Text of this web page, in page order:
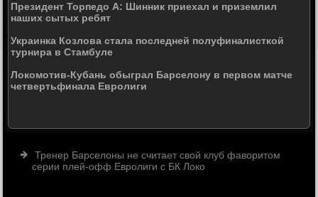
Президент Торпедо А: Шинник приехал и приземлил
наших сытых ребят
Украинка Козлова стала последней полуфиналисткой
турнира в Стамбуле
Локомотив-Кубань обыграл Барселону в первом матче
четвертьфинала Евролиги
Тренер Барселоны не считает свой клуб фаворитом
серии плей-офф Евролиги с БК Локо